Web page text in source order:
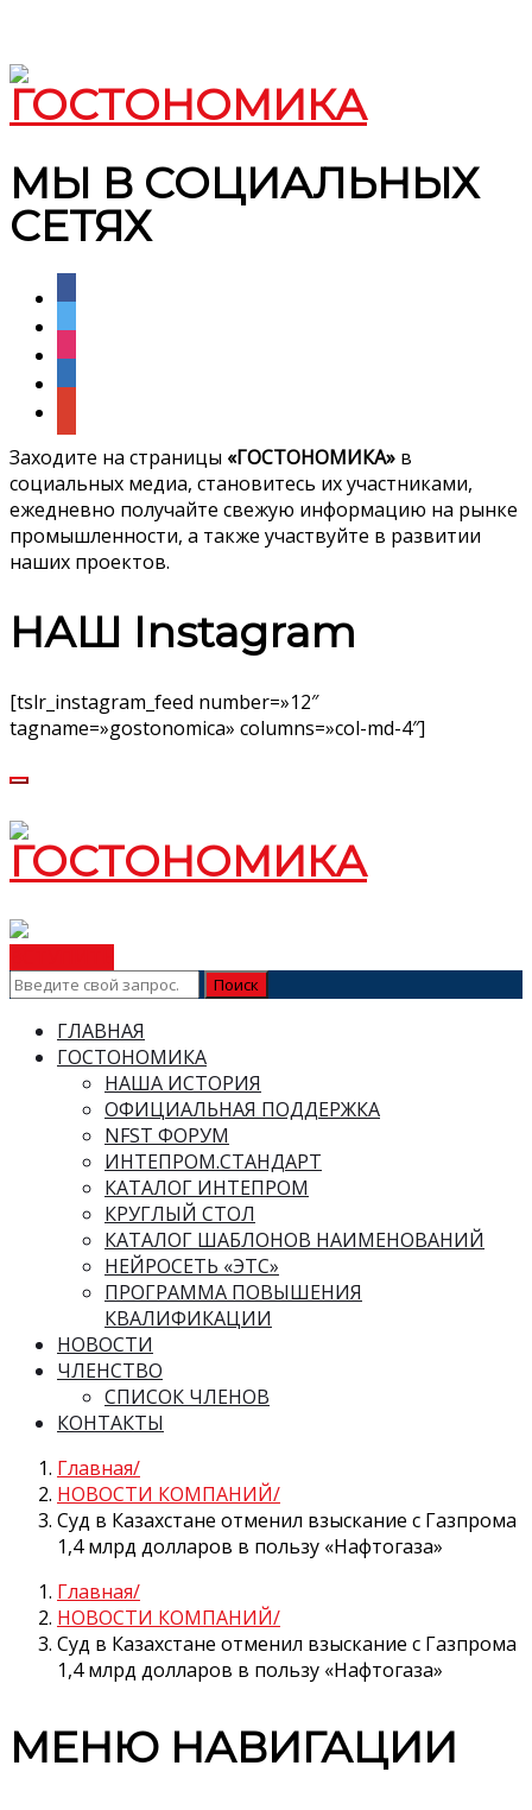
МЫ В СОЦИАЛЬНЫХ
СЕТЯХ
Заходите на страницы «ГОСТОНОМИКА» в
социальных медиа, становитесь их участниками,
ежедневно получайте свежую информацию на рынке
промышленности, а также участвуйте в развитии
наших проектов.
НАШ Instagram
[tslr_instagram_feed number=»12″
tagname=»gostonomica» columns=»col-md-4″]
ГЛАВНАЯ
ГОСТОНОМИКА
НАША ИСТОРИЯ
ОФИЦИАЛЬНАЯ ПОДДЕРЖКА
NFST ФОРУМ
ИНТЕПРОМ.СТАНДАРТ
КАТАЛОГ ИНТЕПРОМ
КРУГЛЫЙ СТОЛ
КАТАЛОГ ШАБЛОНОВ НАИМЕНОВАНИЙ
НЕЙРОСЕТЬ «ЭТС»
ПРОГРАММА ПОВЫШЕНИЯ
КВАЛИФИКАЦИИ
НОВОСТИ
ЧЛЕНСТВО
СПИСОК ЧЛЕНОВ
КОНТАКТЫ
Главная
НОВОСТИ КОМПАНИЙ
Суд в Казахстане отменил взыскание с Газпрома
1,4 млрд долларов в пользу «Нафтогаза»
Главная
НОВОСТИ КОМПАНИЙ
Суд в Казахстане отменил взыскание с Газпрома
1,4 млрд долларов в пользу «Нафтогаза»
МЕНЮ НАВИГАЦИИ